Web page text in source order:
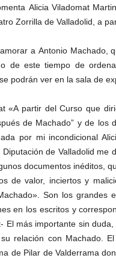
Alicia Viladomat
Zorrilla de Valladolid, a
a Antonio Machado,
de este tiempo de
podrán ver en la sala de
«A partir del Curso que
de Machado” y de los
por mi incondicional
de Valladolid me
documentos inéditos,
de valor, inciertos y
Son los grandes
en los escritos y
El más importante sin
relación con Machado.
de Pilar de Valderrama